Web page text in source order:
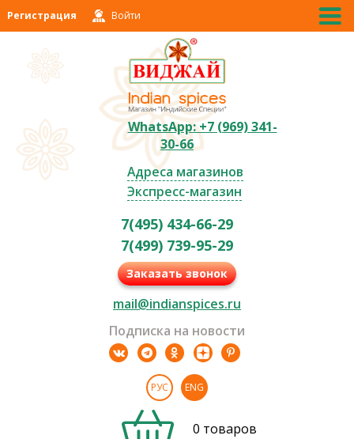
Регистрация Войти
WhatsApp: +7 (969) 341-
30-66
Адреса магазинов
Экспресс-магазин
7(495) 434-66-29
7(499) 739-95-29
Заказать звонок
mail@indianspices.ru
Подписка на новости
РУС ENG
0 товаров